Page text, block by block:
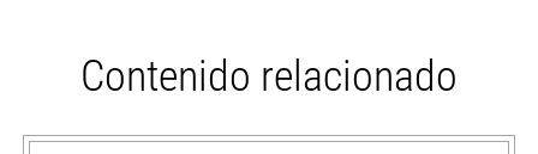
Contenido relacionado